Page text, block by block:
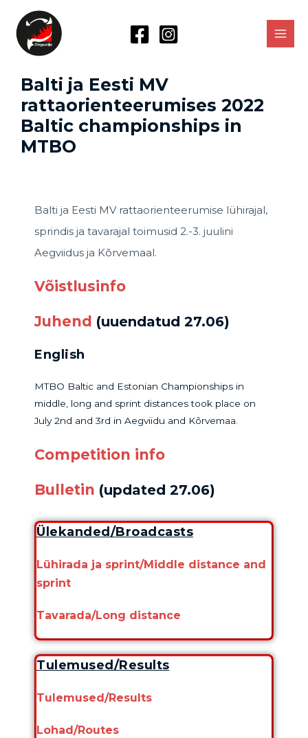
Balti ja Eesti MV
rattaorienteerumises 2022
Baltic championships in
MTBO
Balti ja Eesti MV rattaorienteerumise lühirajal,
sprindis ja tavarajal toimusid 2.-3. juulini
Aegviidus ja Kõrvemaal.
Võistlusinfo
Juhend (uuendatud 27.06)
English
MTBO Baltic and Estonian Championships in
middle, long and sprint distances took place on
July 2nd and 3rd in Aegviidu and Kõrvemaa.
Competition info
Bulletin (updated 27.06)
Ülekanded/Broadcasts
Lühirada ja sprint/Middle distance and
sprint
Tavarada/Long distance
Tulemused/Results
Tulemused/Results
Lohad/Routes